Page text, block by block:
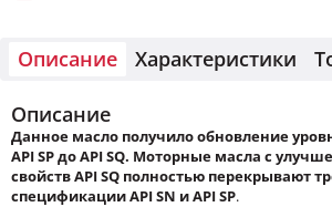
Описание Характеристики
Описание
Данное масло получило обновление
API SP до API SQ. Моторные масла с
свойств API SQ полностью перекрывают
спецификации API SN иAPI SP.